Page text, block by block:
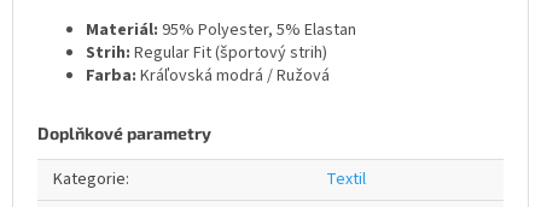
Materiál: 95% Polyester, 5% Elastan
Strih: Regular Fit (športový strih)
Farba: Kráľovská modrá / Ružová
Doplňkové parametry
Kategorie:
Textil